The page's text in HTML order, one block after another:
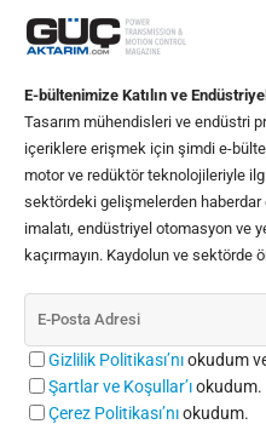
E-bültenimize Katılın ve
Tasarım mühendisleri ve endüstri
içeriklere erişmek için şimdi e-
motor ve redüktör teknolojileriyle
sektördeki gelişmelerden
imalatı, endüstriyel otomasyon ve
kaçırmayın. Kaydolun ve sektörde
Gizlilik Politikası’nıokudum
Şartlar ve Koşullar’ıokudum.
Çerez Politikası’nıokudum.